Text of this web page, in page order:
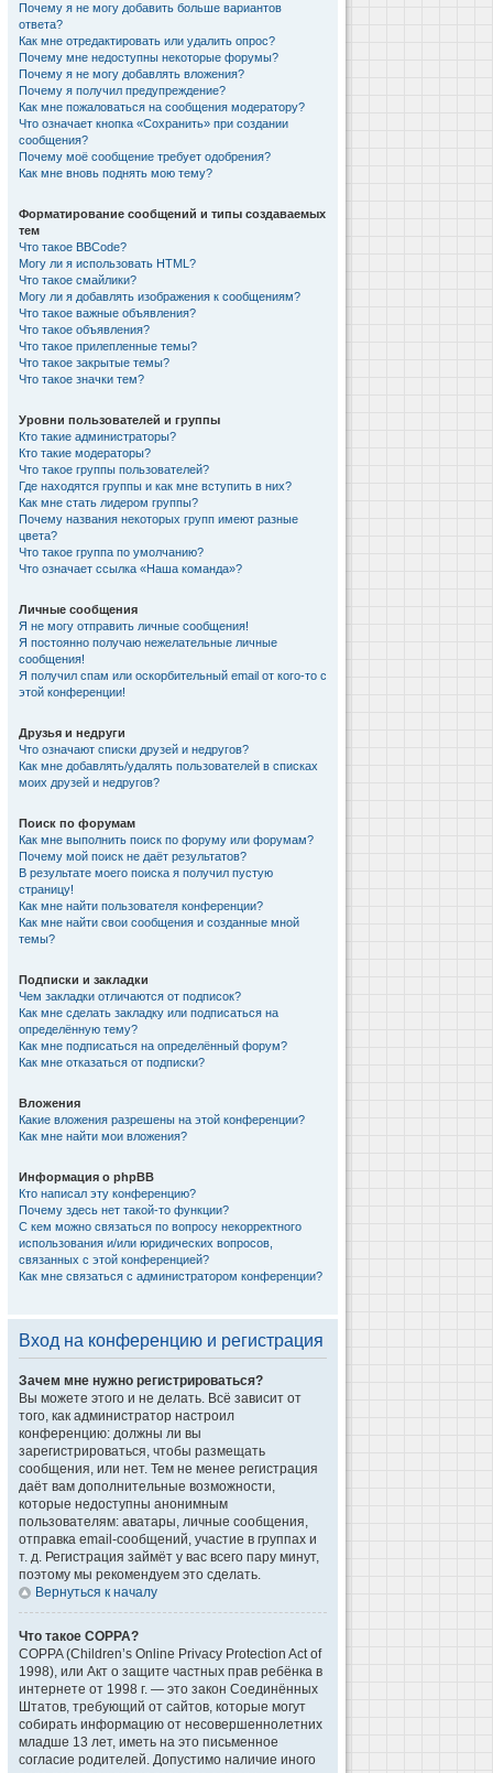
Почему я не могу добавить больше вариантов
ответа?
Как мне отредактировать или удалить опрос?
Почему мне недоступны некоторые форумы?
Почему я не могу добавлять вложения?
Почему я получил предупреждение?
Как мне пожаловаться на сообщения модератору?
Что означает кнопка «Сохранить» при создании
сообщения?
Почему моё сообщение требует одобрения?
Как мне вновь поднять мою тему?
Форматирование сообщений и типы создаваемых
тем
Что такое BBCode?
Могу ли я использовать HTML?
Что такое смайлики?
Могу ли я добавлять изображения к сообщениям?
Что такое важные объявления?
Что такое объявления?
Что такое прилепленные темы?
Что такое закрытые темы?
Что такое значки тем?
Уровни пользователей и группы
Кто такие администраторы?
Кто такие модераторы?
Что такое группы пользователей?
Где находятся группы и как мне вступить в них?
Как мне стать лидером группы?
Почему названия некоторых групп имеют разные
цвета?
Что такое группа по умолчанию?
Что означает ссылка «Наша команда»?
Личные сообщения
Я не могу отправить личные сообщения!
Я постоянно получаю нежелательные личные
сообщения!
Я получил спам или оскорбительный email от кого-то с
этой конференции!
Друзья и недруги
Что означают списки друзей и недругов?
Как мне добавлять/удалять пользователей в списках
моих друзей и недругов?
Поиск по форумам
Как мне выполнить поиск по форуму или форумам?
Почему мой поиск не даёт результатов?
В результате моего поиска я получил пустую
страницу!
Как мне найти пользователя конференции?
Как мне найти свои сообщения и созданные мной
темы?
Подписки и закладки
Чем закладки отличаются от подписок?
Как мне сделать закладку или подписаться на
определённую тему?
Как мне подписаться на определённый форум?
Как мне отказаться от подписки?
Вложения
Какие вложения разрешены на этой конференции?
Как мне найти мои вложения?
Информация о phpBB
Кто написал эту конференцию?
Почему здесь нет такой-то функции?
С кем можно связаться по вопросу некорректного
использования и/или юридических вопросов,
связанных с этой конференцией?
Как мне связаться с администратором конференции?
Вход на конференцию и регистрация
Зачем мне нужно регистрироваться?
Вы можете этого и не делать. Всё зависит от
того, как администратор настроил
конференцию: должны ли вы
зарегистрироваться, чтобы размещать
сообщения, или нет. Тем не менее регистрация
даёт вам дополнительные возможности,
которые недоступны анонимным
пользователям: аватары, личные сообщения,
отправка email-сообщений, участие в группах и
т. д. Регистрация займёт у вас всего пару минут,
поэтому мы рекомендуем это сделать.
Вернуться к началу
Что такое COPPA?
COPPA (Children’s Online Privacy Protection Act of
1998), или Акт о защите частных прав ребёнка в
интернете от 1998 г. — это закон Соединённых
Штатов, требующий от сайтов, которые могут
собирать информацию от несовершеннолетних
младше 13 лет, иметь на это письменное
согласие родителей. Допустимо наличие иного